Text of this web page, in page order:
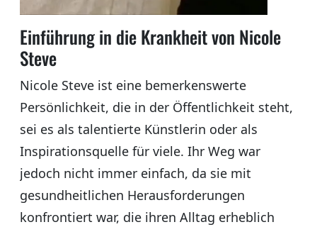
Einführung in die Krankheit von Nicole
Steve
Nicole Steve ist eine bemerkenswerte
Persönlichkeit, die in der Öffentlichkeit steht,
sei es als talentierte Künstlerin oder als
Inspirationsquelle für viele. Ihr Weg war
jedoch nicht immer einfach, da sie mit
gesundheitlichen Herausforderungen
konfrontiert war, die ihren Alltag erheblich